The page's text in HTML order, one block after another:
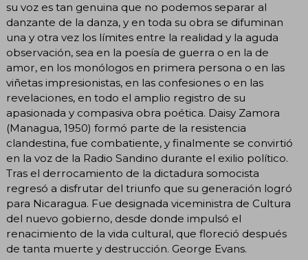
su voz es tan genuina que no podemos separar al
danzante de la danza, y en toda su obra se difuminan
una y otra vez los límites entre la realidad y la aguda
observación, sea en la poesía de guerra o en la de
amor, en los monólogos en primera persona o en las
viñetas impresionistas, en las confesiones o en las
revelaciones, en todo el amplio registro de su
apasionada y compasiva obra poética. Daisy Zamora
(Managua, 1950) formó parte de la resistencia
clandestina, fue combatiente, y finalmente se convirtió
en la voz de la Radio Sandino durante el exilio político.
Tras el derrocamiento de la dictadura somocista
regresó a disfrutar del triunfo que su generación logró
para Nicaragua. Fue designada viceministra de Cultura
del nuevo gobierno, desde donde impulsó el
renacimiento de la vida cultural, que floreció después
de tanta muerte y destrucción. George Evans.